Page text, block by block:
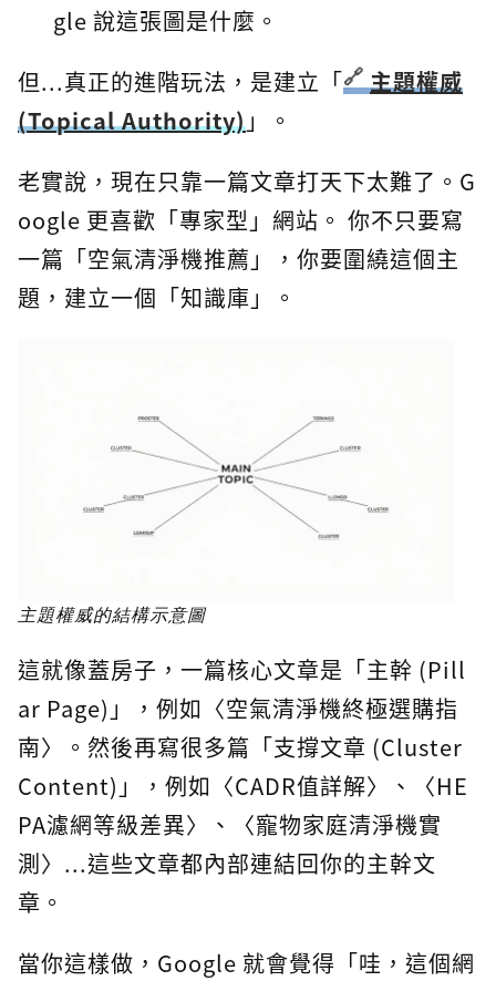
gle 說這張圖是什麼。
但...真正的進階玩法，是建立「
主題權威
(Topical Authority)」。
老實說，現在只靠一篇文章打天下太難了。G
oogle 更喜歡「專家型」網站。 你不只要寫
一篇「空氣清淨機推薦」，你要圍繞這個主
題，建立一個「知識庫」。
主題權威的結構示意圖
這就像蓋房子，一篇核心文章是「主幹 (Pill
ar Page)」，例如〈空氣清淨機終極選購指
南〉。然後再寫很多篇「支撐文章 (Cluster
Content)」，例如〈CADR值詳解〉、〈HE
PA濾網等級差異〉、〈寵物家庭清淨機實
測〉...這些文章都內部連結回你的主幹文
章。
當你這樣做，Google 就會覺得「哇，這個網